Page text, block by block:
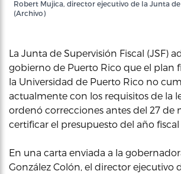
Robert Mujica, director ejecutivo de la Junta de
(Archivo)
La Junta de Supervisión Fiscal (JSF)
gobierno de Puerto Rico que el plan
la Universidad de Puerto Rico no
actualmente con los requisitos de la
ordenó correcciones antes del 27 de
certificar el presupuesto del año fiscal
En una carta enviada a la
González Colón, el director ejecutivo